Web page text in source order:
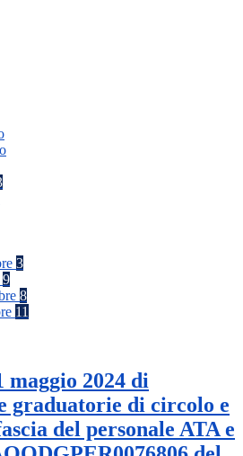
3
9
8
11
maggio 2024 di
graduatorie di circolo e
del personale ATA e